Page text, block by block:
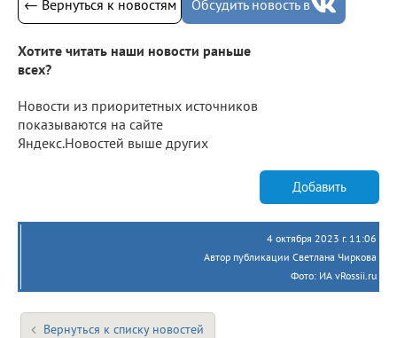
← Вернуться к новостям Обсудить новость в
Хотите читать наши новости раньше
всех?
Новости из приоритетных источников
показываются на сайте
Яндекс.Новостей выше других
Добавить
4 октября 2023 г. 11:06
Автор публикации Светлана Чиркова
Фото: ИА vRossii.ru
Вернуться к списку новостей